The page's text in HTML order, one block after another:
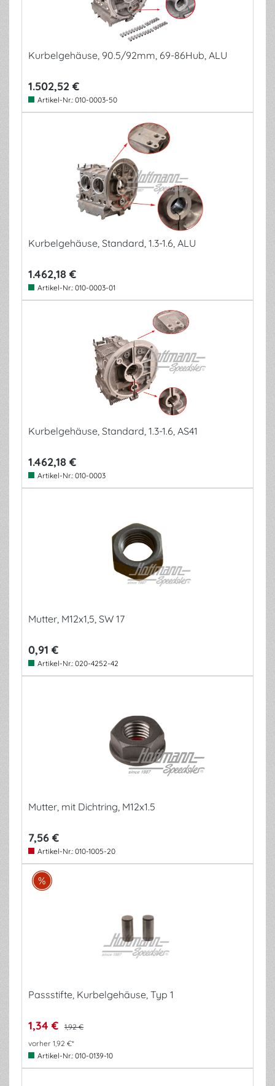
Kurbelgehäuse, 90.5/92mm, 69-86Hub, ALU
1.502,52 €
Artikel-Nr.: 010-0003-50
Kurbelgehäuse, Standard, 1.3-1.6, ALU
1.462,18 €
Artikel-Nr.: 010-0003-01
Kurbelgehäuse, Standard, 1.3-1.6, AS41
1.462,18 €
Artikel-Nr.: 010-0003
Mutter, M12x1,5, SW 17
0,91 €
Artikel-Nr.: 020-4252-42
Mutter, mit Dichtring, M12x1.5
7,56 €
Artikel-Nr.: 010-1005-20
Passstifte, Kurbelgehäuse, Typ 1
1,34 €
1,92 €
vorher 1,92 €*
Artikel-Nr.: 010-0139-10